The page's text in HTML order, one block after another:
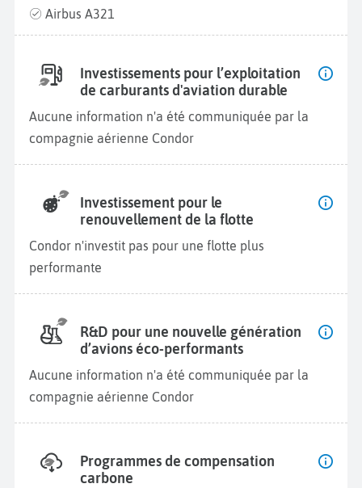
Airbus A321
Investissements pour l’exploitation
de carburants d'aviation durable
Aucune information n'a été communiquée par la
compagnie aérienne Condor
Investissement pour le
renouvellement de la flotte
Condor n'investit pas pour une flotte plus
performante
R&D pour une nouvelle génération
d’avions éco-performants
Aucune information n'a été communiquée par la
compagnie aérienne Condor
Programmes de compensation
carbone